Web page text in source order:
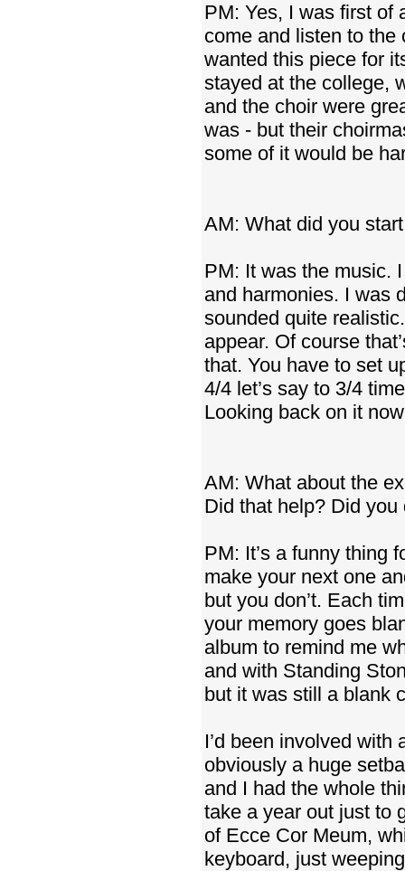
PM: Yes, I was first of
come and listen to the
wanted this piece for
stayed at the college,
and the choir were
was - but their
some of it would be
AM: What did you
PM: It was the music.
and harmonies. I was
sounded quite
appear. Of course
that. You have to set
4/4 let’s say to 3/4
Looking back on it
AM: What about the
Did that help? Did
PM: It’s a funny thing
make your next one
but you don’t. Each
your memory goes
album to remind me
and with Standing
but it was still a blank
I’d been involved with
obviously a huge
and I had the whole
take a year out just to
of Ecce Cor Meum,
keyboard, just